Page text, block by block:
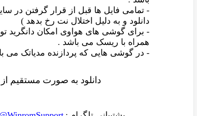
- تمامی فایل ها قبل از قرار گرفتن
دانلود و به دلیل اختلال نت رخ بدهد )
- برای گوشی های هواوی امکان دانگرید
همراه با ریسک می باشد .
- در گوشی هایی که پردازنده مدیاتک
دانلود به صورت مستقیم